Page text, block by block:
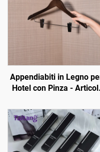
Appendiabiti in Legno
Hotel con Pinza - Articoli
d'Hotel Personalizzabili